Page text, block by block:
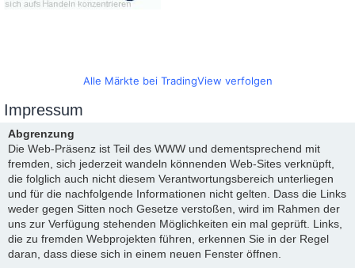
Alle Märkte bei TradingView verfolgen
Impressum
Abgrenzung
Die Web-Präsenz ist Teil des WWW und dementsprechend mit
fremden, sich jederzeit wandeln könnenden Web-Sites verknüpft,
die folglich auch nicht diesem Verantwortungsbereich unterliegen
und für die nachfolgende Informationen nicht gelten. Dass die Links
weder gegen Sitten noch Gesetze verstoßen, wird im Rahmen der
uns zur Verfügung stehenden Möglichkeiten ein mal geprüft. Links,
die zu fremden Webprojekten führen, erkennen Sie in der Regel
daran, dass diese sich in einem neuen Fenster öffnen.